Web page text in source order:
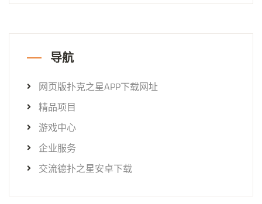
导航
网页版扑克之星APP下载网址
精品项目
游戏中心
企业服务
交流德扑之星安卓下载